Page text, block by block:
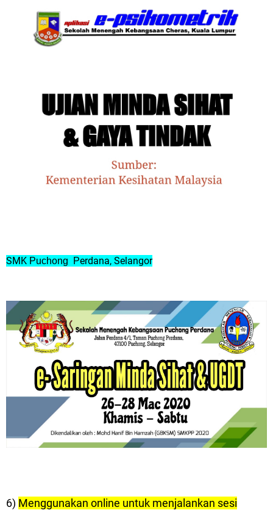
SMK Puchong Perdana, Selangor
6) Menggunakan online untuk menjalankan sesi